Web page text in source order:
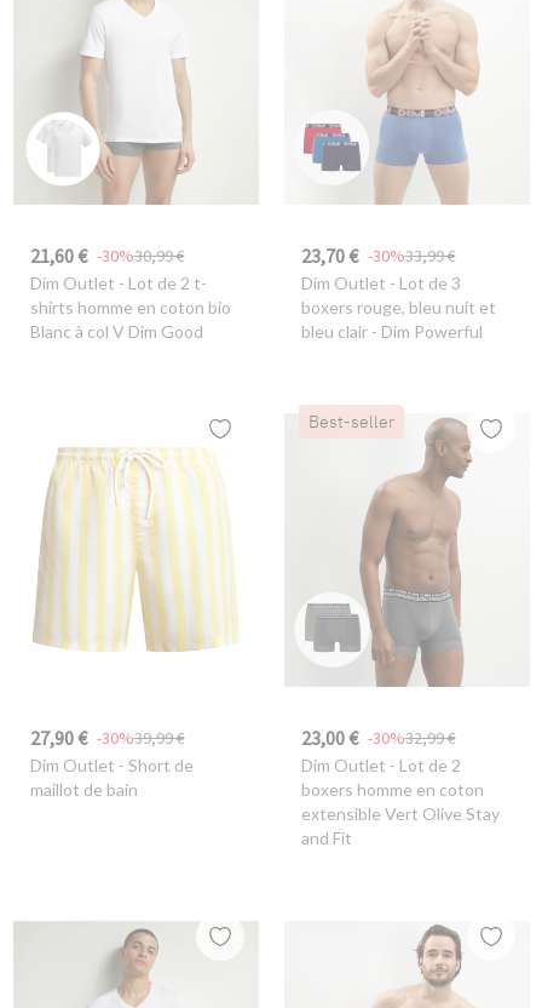
21,60 € 30,99 €
-30%
Dim Outlet - Lot de 2 t-
shirts homme en coton bio
Blanc à col V Dim Good
23,70 € 33,99 €
-30%
Dim Outlet - Lot de 3
boxers rouge, bleu nuit et
bleu clair - Dim Powerful
27,90 € 39,99 €
-30%
Dim Outlet - Short de
maillot de bain
Best-seller
23,00 € 32,99 €
-30%
Dim Outlet - Lot de 2
boxers homme en coton
extensible Vert Olive Stay
and Fit